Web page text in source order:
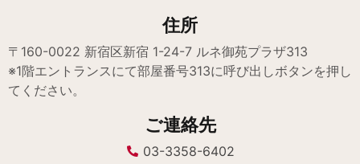
住所
〒160-0022 新宿区新宿 1-24-7 ルネ御苑プラザ313
※1階エントランスにて部屋番号313に呼び出しボタンを押し
てください。
ご連絡先
03-3358-6402